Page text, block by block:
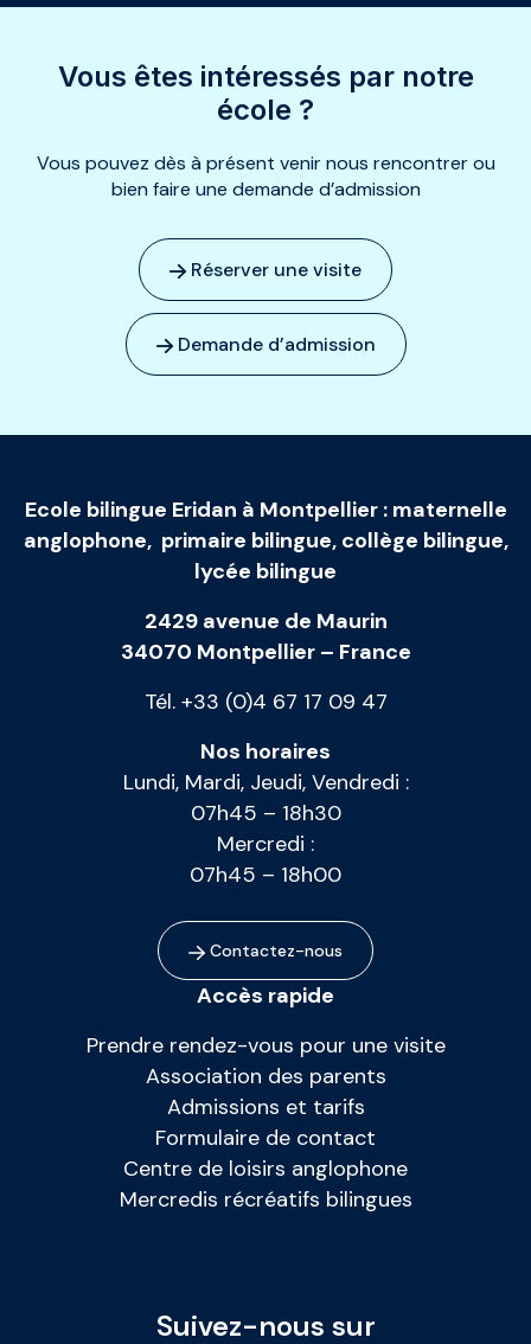
Vous êtes intéressés par notre
école ?
Vous pouvez dès à présent venir nous rencontrer ou
bien faire une demande d’admission
Réserver une visite
Demande d’admission
Ecole bilingue Eridan à Montpellier: maternelle
anglophone, primaire bilingue, collège bilingue,
lycée bilingue
2429 avenue de Maurin
34070 Montpellier – France
Tél. +33 (0)4 67 17 09 47
Nos horaires
Lundi, Mardi, Jeudi, Vendredi :
07h45 – 18h30
Mercredi :
07h45 – 18h00
Contactez-nous
Accès rapide
Prendre rendez-vous pour une visite
Association des parents
Admissions et tarifs
Formulaire de contact
Centre de loisirs anglophone
Mercredis récréatifs bilingues
Suivez-nous sur